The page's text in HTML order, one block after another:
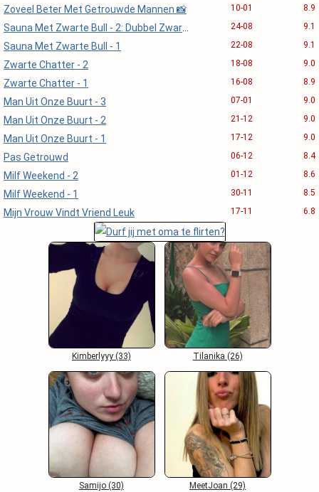
Zoveel Beter Met Getrouwde Mannen 📸 10-01 8.9
24-08 9.1
Sauna Met Zwarte Bull - 1 22-08 9.1
Zwarte Chatter - 2 18-08 9.0
Zwarte Chatter - 1 16-08 8.9
Man Uit Onze Buurt - 3 07-01 9.0
Man Uit Onze Buurt - 2 21-12 9.0
Man Uit Onze Buurt - 1 17-12 9.0
Pas Getrouwd 06-12 8.4
Milf Weekend - 2 01-12 8.6
Milf Weekend - 1 30-11 8.5
Mijn Vrouw Vindt Vriend Leuk 17-11 6.8
Kimberlyyy (33) Tilanika (26)
Samijo (30) MeetJoan (29)